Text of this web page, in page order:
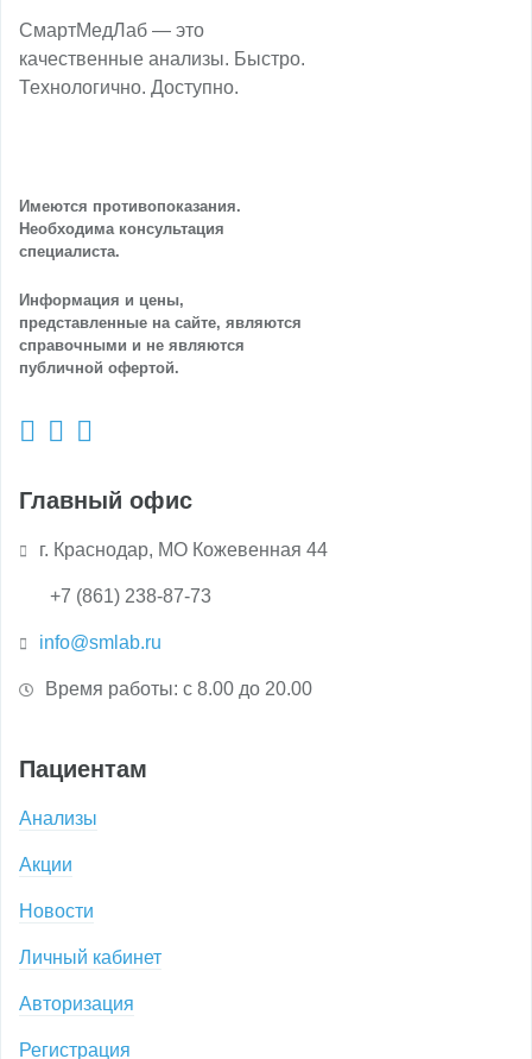
СмартМедЛаб — это
качественные анализы. Быстро.
Технологично. Доступно.
Имеются противопоказания.
Необходима консультация
специалиста.
Информация и цены,
представленные на сайте, являются
справочными и не являются
публичной офертой.
Пациентам
Анализы
Акции
Новости
Личный кабинет
Авторизация
Регистрация
Главный офис
г. Краснодар, МО Кожевенная 44
+7 (861) 238-87-73
info@smlab.ru
Время работы: с 8.00 до 20.00